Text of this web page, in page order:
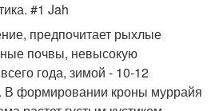
предпочитает рыхлые
почвы, невысокую
года, зимой - 10-12
В формировании кроны муррайя